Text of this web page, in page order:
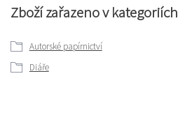
Zboží zařazeno v kategoriích
Autorské papírnictví
Diáře